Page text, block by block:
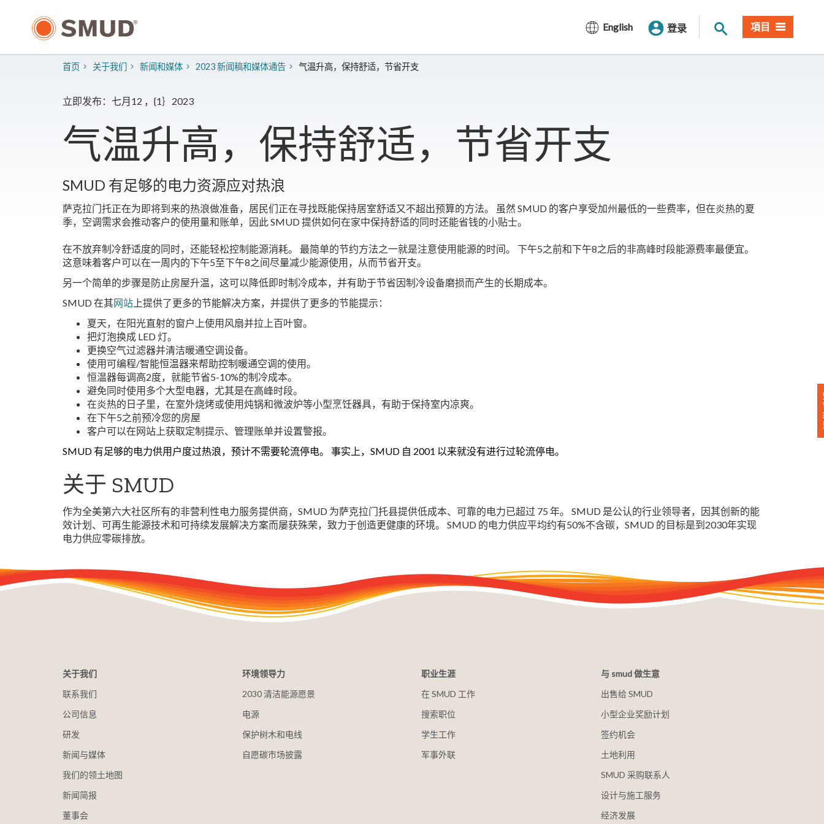
English 登录 网站搜索項目
首页 关于我们 新闻和媒体 2023 新闻稿和媒体通告 气温升高，保持舒适，节省开支
立即发布：七月12 ，{1｝2023
气温升高，保持舒适，节省开支
SMUD 有足够的电力资源应对热浪
萨克拉门托正在为即将到来的热浪做准备，居民们正在寻找既能保持居室舒适又不超出预算的方法。 虽然 SMUD 的客户享受加州最低的一些费率，但在炎热的夏
季，空调需求会推动客户的使用量和账单，因此 SMUD 提供如何在家中保持舒适的同时还能省钱的小贴士。
在不放弃制冷舒适度的同时，还能轻松控制能源消耗。 最简单的节约方法之一就是注意使用能源的时间。 下午5之前和下午8之后的非高峰时段能源费率最便宜。
这意味着客户可以在一周内的下午5至下午8之间尽量减少能源使用，从而节省开支。
另一个简单的步骤是防止房屋升温，这可以降低即时制冷成本，并有助于节省因制冷设备磨损而产生的长期成本。
SMUD 在其网站 上提供了更多的节能解决方案，并提供了更多的节能提示：
夏天，在阳光直射的窗户上使用风扇并拉上百叶窗。
把灯泡换成 LED 灯。
更换空气过滤器并清洁暖通空调设备。
使用可编程/智能恒温器来帮助控制暖通空调的使用。
恒温器每调高2度，就能节省5-10%的制冷成本。
避免同时使用多个大型电器，尤其是在高峰时段。
在炎热的日子里，在室外烧烤或使用炖锅和微波炉等小型烹饪器具，有助于保持室内凉爽。
在下午5之前预冷您的房屋
客户可以在网站上获取定制提示、管理账单并设置警报。
SMUD 有足够的电力供用户度过热浪，预计不需要轮流停电。 事实上，SMUD 自 2001 以来就没有进行过轮流停电。
关于 SMUD
作为全美第六大社区所有的非营利性电力服务提供商，SMUD 为萨克拉门托县提供低成本、可靠的电力已超过 75 年。 SMUD 是公认的行业领导者，因其创新的能
效计划、可再生能源技术和可持续发展解决方案而屡获殊荣，致力于创造更健康的环境。 SMUD 的电力供应平均约有50%不含碳，SMUD 的目标是到2030年实现
电力供应零碳排放。
关于我们
联系我们
公司信息
研发
新闻与媒体
我们的领土地图
新闻简报
董事会
环境领导力
2030 清洁能源愿景
电源
保护树木和电线
自愿碳市场披露
职业生涯
在 SMUD 工作
搜索职位
学生工作
军事外联
与 smud 做生意
出售给 SMUD
小型企业奖励计划
签约机会
土地利用
SMUD 采购联系人
设计与施工服务
经济发展